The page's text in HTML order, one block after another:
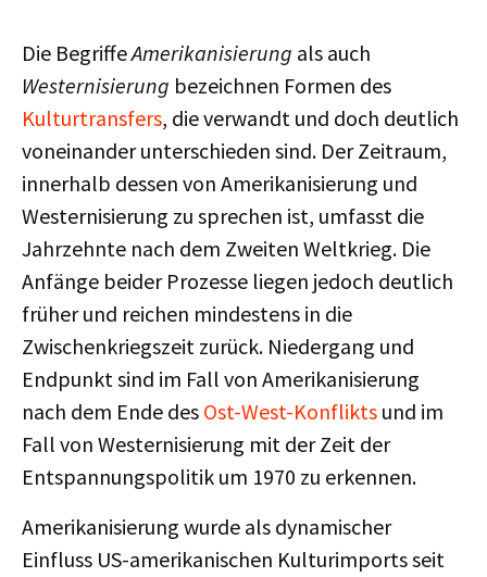
Die BegriffeAmerikanisierung als auch
Westernisierung bezeichnen Formen des
Kulturtransfers, die verwandt und doch deutlich
voneinander unterschieden sind. Der Zeitraum,
innerhalb dessen von Amerikanisierung und
Westernisierung zu sprechen ist, umfasst die
Jahrzehnte nach dem Zweiten Weltkrieg. Die
Anfänge beider Prozesse liegen jedoch deutlich
früher und reichen mindestens in die
Zwischenkriegszeit zurück. Niedergang und
Endpunkt sind im Fall von Amerikanisierung
nach dem Ende des Ost-West-Konflikts und im
Fall von Westernisierung mit der Zeit der
Entspannungspolitik um 1970 zu erkennen.
Amerikanisierung wurde als dynamischer
Einfluss US-amerikanischen Kulturimports seit